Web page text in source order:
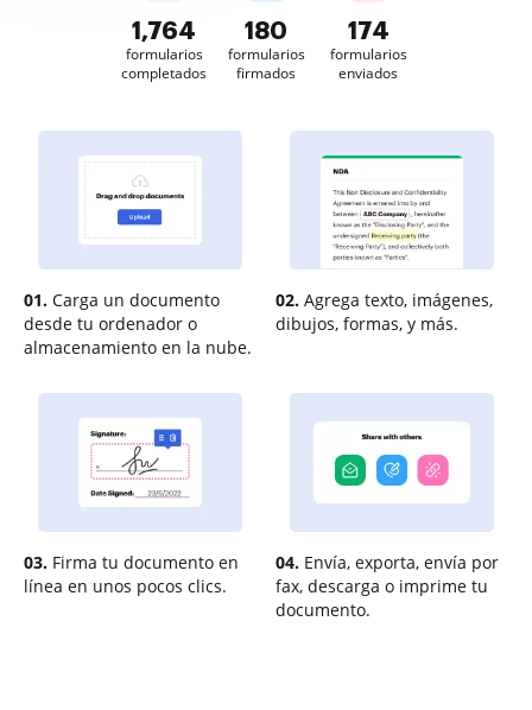
1,764
formularios
completados
180
formularios
firmados
174
formularios
enviados
01. Carga un documento
desde tu ordenador o
almacenamiento en la nube.
02. Agrega texto, imágenes,
dibujos, formas, y más.
03. Firma tu documento en
línea en unos pocos clics.
04. Envía, exporta, envía por
fax, descarga o imprime tu
documento.